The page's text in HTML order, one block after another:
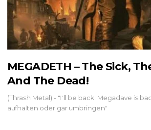
MEGADETH – The Sick,
And The Dead!
(Thrash Metal) - "I'll be back: Megadave is
aufhalten oder gar umbringen"